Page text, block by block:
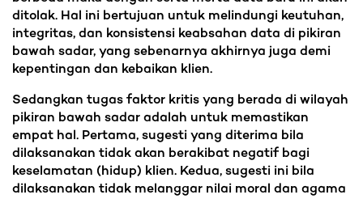
ditolak. Hal ini bertujuan untuk melindungi keutuhan,
integritas, dan konsistensi keabsahan data di pikiran
bawah sadar, yang sebenarnya akhirnya juga demi
kepentingan dan kebaikan klien.
Sedangkan tugas faktor kritis yang berada di wilayah
pikiran bawah sadar adalah untuk memastikan
empat hal. Pertama, sugesti yang diterima bila
dilaksanakan tidak akan berakibat negatif bagi
keselamatan (hidup) klien. Kedua, sugesti ini bila
dilaksanakan tidak melanggar nilai moral dan agama